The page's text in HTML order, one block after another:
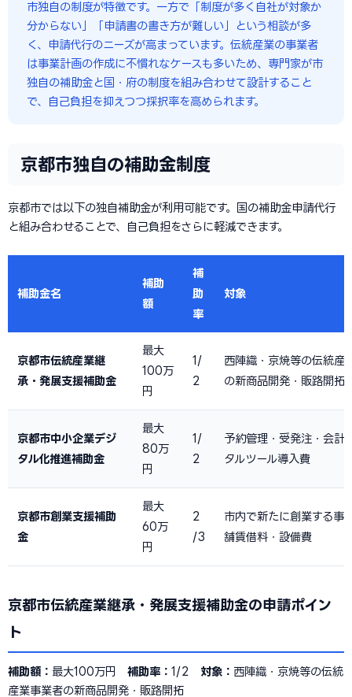
市独自の制度が特徴です。一方で「制度が多く自社が対象か
分からない」「申請書の書き方が難しい」という相談が多
く、申請代行のニーズが高まっています。伝統産業の事業者
は事業計画の作成に不慣れなケースも多いため、専門家が市
独自の補助金と国・府の制度を組み合わせて設計すること
で、自己負担を抑えつつ採択率を高められます。
京都市独自の補助金制度
京都市では以下の独自補助金が利用可能です。国の補助金申請代行
と組み合わせることで、自己負担をさらに軽減できます。
補助金名
補助
額
補
助
率
対象
京都市伝統産業継
承・発展支援補助金
最大
100万
円
1/
2
西陣織・京焼等の伝統産
の新商品開発・販路開拓
京都市中小企業デジ
タル化推進補助金
最大
80万
円
1/
2
予約管理・受発注・会計
タルツール導入費
京都市創業支援補助
金
最大
60万
円
2
/3
市内で新たに創業する事
舗賃借料・設備費
京都市伝統産業継承・発展支援補助金の申請ポイン
ト
補助額： 最大100万円 補助率： 1/2 対象： 西陣織・京焼等の伝統
産業事業者の新商品開発・販路開拓